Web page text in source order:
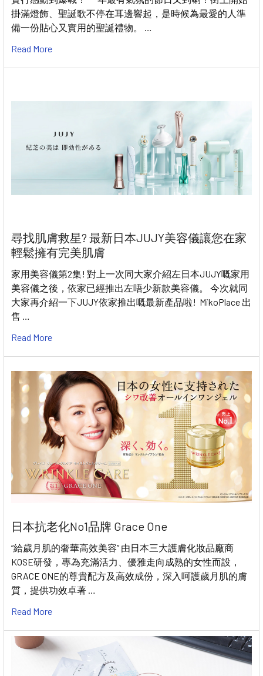
掛滿燈飾、聖誕歌不停在耳邊響起，是時候為最愛的人準
備一份貼心又實用的聖誕禮物。 …
Read More
尋找肌膚救星? 最新日本JUJY美容儀讓您在家
輕鬆擁有完美肌膚
家用美容儀第2集! 對上一次同大家介紹左日本JUJY嘅家用
美容儀之後，依家已經推出左唔少新款美容儀。 今次就同
大家再介紹一下JUJY依家推出嘅最新產品啦! MikoPlace 出
售 …
Read More
日本抗老化No1品牌 Grace One
“給歲月肌的奢華高效美容” 由日本三大護膚化妝品廠商
KOSE研發，專為充滿活力、優雅走向成熟的女性而設，
GRACE ONE的尊貴配方及高效成份，深入呵護歲月肌的膚
質，提供功效卓著 …
Read More